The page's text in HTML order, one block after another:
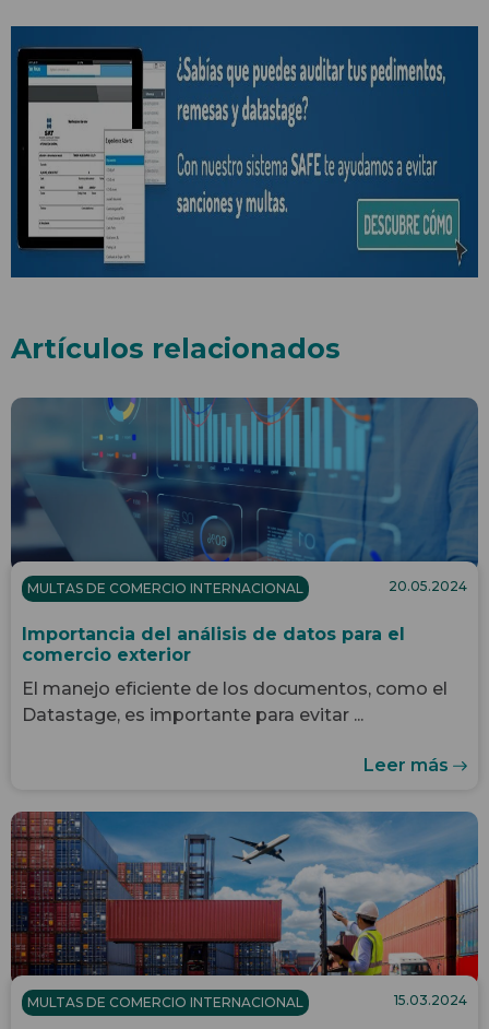
Artículos relacionados
MULTAS DE COMERCIO INTERNACIONAL 20.05.2024
Importancia del análisis de datos para el
comercio exterior
El manejo eficiente de los documentos, como el
Datastage, es importante para evitar ...
Leer más
MULTAS DE COMERCIO INTERNACIONAL 15.03.2024